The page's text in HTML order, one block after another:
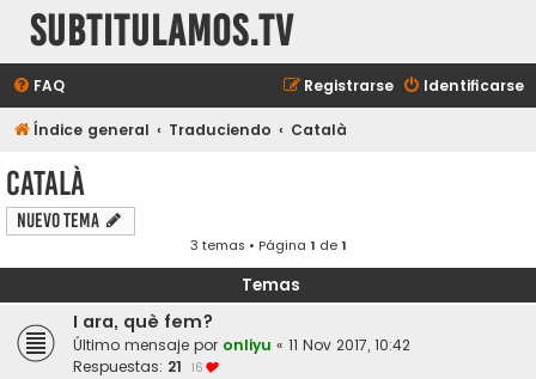
subtitulamos.tv
FAQ Identificarse
Registrarse
Índice general Traduciendo Català
Català
Nuevo Tema
3 temas • Página 1 de1
Temas
I ara, què fem?
Último mensaje por onliyu « 11 Nov 2017, 10:42
Respuestas: 21 16